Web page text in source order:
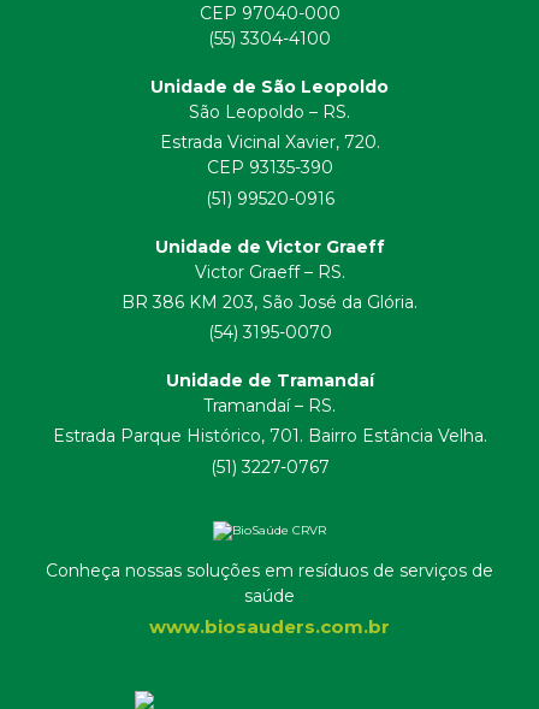
CEP 97040-000
(55) 3304-4100
Unidade de São Leopoldo
São Leopoldo – RS.
Estrada Vicinal Xavier, 720.
CEP 93135-390
(51) 99520-0916
Unidade de Victor Graeff
Victor Graeff – RS.
BR 386 KM 203, São José da Glória.
(54) 3195-0070
Unidade de Tramandaí
Tramandaí – RS.
Estrada Parque Histórico, 701. Bairro Estância Velha.
(51) 3227-0767
Conheça nossas soluções em resíduos de serviços de
saúde
www.biosauders.com.br